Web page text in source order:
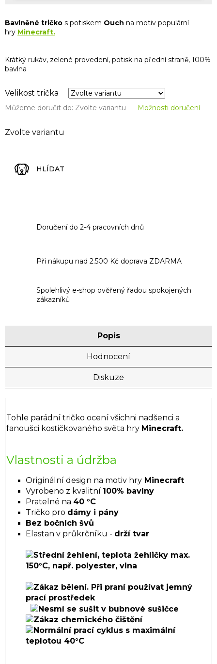
Zvolte variantu
Velikost trička
Můžeme doručit do: Zvolte variantu Možnosti doručení
Bavlněné tričko s potiskem Ouch na motiv populární
hry Minecraft.
Krátký rukáv, zelené provedení, potisk na přední straně, 100%
bavlna
HLÍDAT
Doručení do 2-4 pracovních dnů
Při nákupu nad 2.500 Kč doprava ZDARMA
Spolehlivý e-shop ověřený řadou spokojených
zákazníků
Popis
Hodnocení
Diskuze
Tohle parádní tričko ocení všichni nadšenci a
fanoušci kostičkovaného světa hry Minecraft.
Vlastnosti a údržba
Originální design na motiv hry Minecraft
Vyrobeno z kvalitní 100% bavlny
Pratelné na 40 °C
Tričko pro dámy i pány
Bez bočních švů
Elastan v průkrčníku - drží tvar